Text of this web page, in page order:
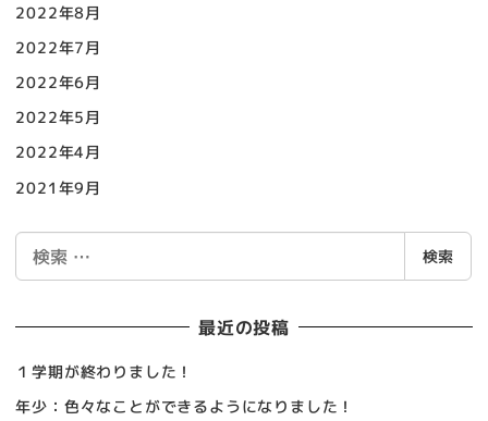
2022年8月
2022年7月
2022年6月
2022年5月
2022年4月
2021年9月
索
検索
最近の投稿
１学期が終わりました！
年少：色々なことができるようになりました！